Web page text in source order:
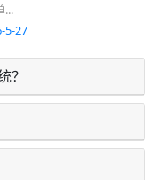
...
5-27
？